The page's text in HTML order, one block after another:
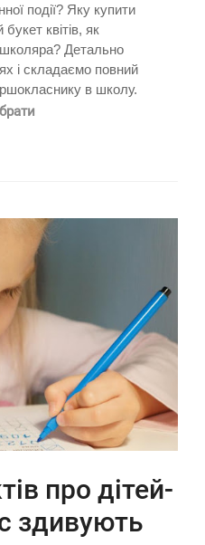
події? Яку купити
квітів, як
Детально
і складаємо повний
в школу.
про дітей-
здивують